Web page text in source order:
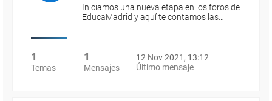
Iniciamos una nueva etapa en los foros de
EducaMadrid y aquí te contamos las…
1
Temas
1
Mensajes
12 Nov 2021, 13:12
Último mensaje